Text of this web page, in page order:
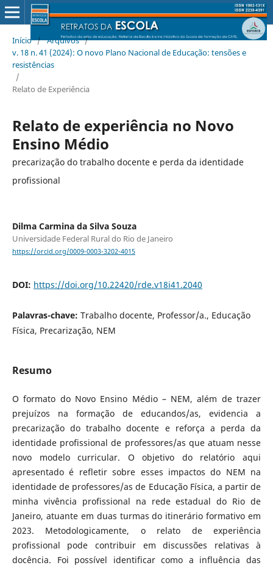
Início / Arquivos /
v. 18 n. 41 (2024): O novo Plano Nacional de Educação: tensões e
resistências
/
Relato de Experiência
Relato de experiência no Novo
Ensino Médio
precarização do trabalho docente e perda da identidade
profissional
Dilma Carmina da Silva Souza
Universidade Federal Rural do Rio de Janeiro
https://orcid.org/0009-0003-3202-4015
DOI: https://doi.org/10.22420/rde.v18i41.2040
Palavras-chave: Trabalho docente, Professor/a., Educação
Física, Precarização, NEM
Resumo
O formato do Novo Ensino Médio – NEM, além de trazer
prejuízos na formação de educandos/as, evidencia a
precarização do trabalho docente e reforça a perda da
identidade profissional de professores/as que atuam nesse
novo modelo curricular. O objetivo do relatório aqui
apresentado é refletir sobre esses impactos do NEM na
identidade de professores/as de Educação Física, a partir de
minha vivência profissional na rede estadual do Rio de
Janeiro, atuante em duas turmas do itinerário formativo em
2023. Metodologicamente, o relato de experiência
profissional pode contribuir em discussões relativas à
docência. Foi possível identificar como a influência das